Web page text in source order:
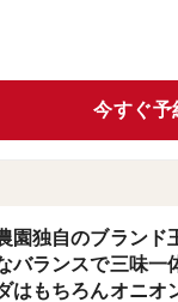
今すぐ予
園独自のブランド
バランスで三味一
はもちろんオニオ